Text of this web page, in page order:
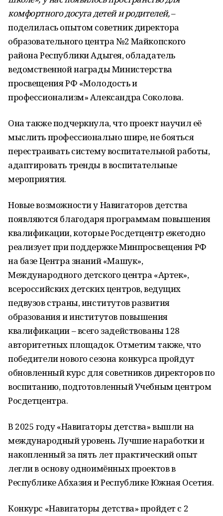
комфортного досуга детей и родителей,–
поделилась опытом советник директора
образовательного центра №2 Майкопского
района Республики Адыгея, обладатель
ведомственной награды Министерства
просвещения РФ «Молодость и
профессионализм» Александра Соколова.
Она также подчеркнула, что проект научил её
мыслить профессионально шире, не бояться
перестраивать систему воспитательной работы,
адаптировать тренды в воспитательные
мероприятия.
Новые возможности у Навигаторов детства
появляются благодаря программам повышения
квалификации, которые Росдетцентр ежегодно
реализует при поддержке Минпросвещения РФ
на базе Центра знаний «Машук»,
Международного детского центра «Артек»,
всероссийских детских центров, ведущих
педвузов страны, институтов развития
образования и институтов повышения
квалификации – всего задействованы 128
авторитетных площадок. Отметим также, что
победители нового сезона конкурса пройдут
обновленный курс для советников директоров по
воспитанию, подготовленный Учебным центром
Росдетцентра.
В 2025 году «Навигаторы детства» вышли на
международный уровень. Лучшие наработки и
накопленный за пять лет практический опыт
легли в основу одноимённых проектов в
Республике Абхазия и Республике Южная Осетия.
Конкурс «Навигаторы детства» пройдет с 2